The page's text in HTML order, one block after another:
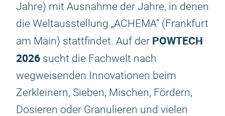
Jahre) mit Ausnahme der Jahre, in denen
die Weltausstellung „ACHEMA“ (Frankfurt
am Main) stattfindet. Auf der POWTECH
2026 sucht die Fachwelt nach
wegweisenden Innovationen beim
Zerkleinern, Sieben, Mischen, Fördern,
Dosieren oder Granulieren und vielen